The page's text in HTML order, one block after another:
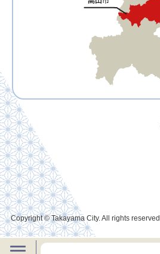
Copyright © Takayama City. All rights reserved.